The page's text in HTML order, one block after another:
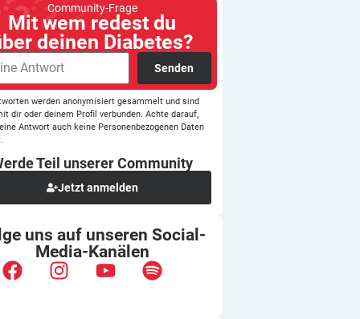
Community-Frage
Mit wem redest du
deinen Diabetes?
Senden
werden anonymisiert gesammelt und sind
dir oder deinem Profil verbunden. Achte darauf,
Antwort auch keine Personenbezogenen Daten
Teil unsererCommunity
Jetzt anmelden
uns auf unserenSocial-
Media-Kanälen